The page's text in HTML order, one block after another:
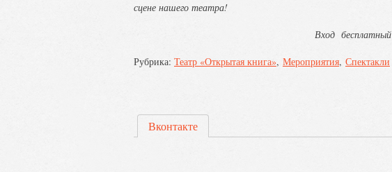
сцене нашего театра!
Вход бесплатный
Рубрика: Театр «Открытая книга» Мероприятия Спектакли
Вконтакте